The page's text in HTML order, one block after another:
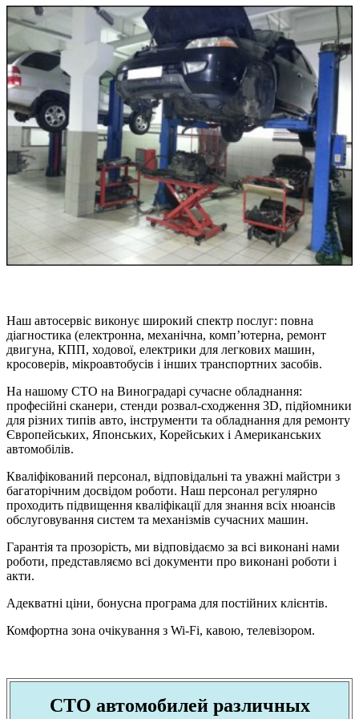
Наш автосервіс виконує широкий спектр послуг: повна
діагностика (електронна, механічна, комп’ютерна, ремонт
двигуна, КПП, ходової, електрики для легкових машин,
кросоверів, мікроавтобусів і інших транспортних засобів.
На нашому СТО на Виноградарі сучасне обладнання:
професійні сканери, стенди розвал-сходження 3D, підйомники
для різних типів авто, інструменти та обладнання для ремонту
Європейських, Японських, Корейських і Американських
автомобілів.
Кваліфікований персонал, відповідальні та уважні майстри з
багаторічним досвідом роботи. Наш персонал регулярно
проходить підвищення кваліфікації для знання всіх нюансів
обслуговування систем та механізмів сучасних машин.
Гарантія та прозорість, ми відповідаємо за всі виконані нами
роботи, представляємо всі документи про виконані роботи і
акти.
Адекватні ціни, бонусна програма для постійних клієнтів.
Комфортна зона очікування з Wi-Fi, кавою, телевізором.
СТО автомобилей различных